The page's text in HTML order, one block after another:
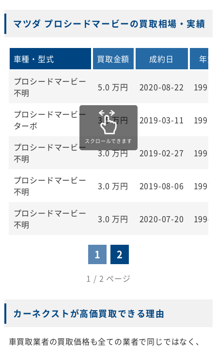
マツダ プロシードマービーの買取相場・実績
車種・型式 買取金額 成約日
年式
プロシードマービー
不明
5.0 万円 2020-08-22 1996
プロシードマービー
ターボ
3.5万円 2019-03-11 1997
プロシードマービー
不明
3.0万円 2019-02-27 1991
プロシードマービー
不明
3.0 万円 2019-08-06 1997
プロシードマービー
不明
3.0 万円 2020-07-20 1994
1 2
1 / 2 ページ
カーネクストが高価買取できる理由
車買取業者の買取価格も全ての業者で同じではなく、